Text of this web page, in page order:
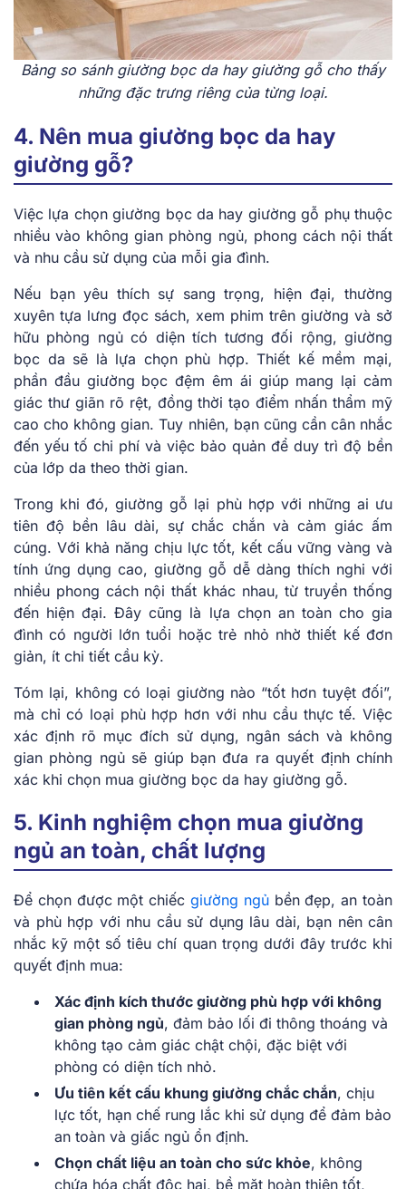
Bảng so sánh giường bọc da hay giường gỗ cho thấy
những đặc trưng riêng của từng loại.
4. Nên mua giường bọc da hay
giường gỗ?
Việc lựa chọn giường bọc da hay giường gỗ phụ thuộc
nhiều vào không gian phòng ngủ, phong cách nội thất
và nhu cầu sử dụng của mỗi gia đình.
Nếu bạn yêu thích sự sang trọng, hiện đại, thường
xuyên tựa lưng đọc sách, xem phim trên giường và sở
hữu phòng ngủ có diện tích tương đối rộng, giường
bọc da sẽ là lựa chọn phù hợp. Thiết kế mềm mại,
phần đầu giường bọc đệm êm ái giúp mang lại cảm
giác thư giãn rõ rệt, đồng thời tạo điểm nhấn thẩm mỹ
cao cho không gian. Tuy nhiên, bạn cũng cần cân nhắc
đến yếu tố chi phí và việc bảo quản để duy trì độ bền
của lớp da theo thời gian.
Trong khi đó, giường gỗ lại phù hợp với những ai ưu
tiên độ bền lâu dài, sự chắc chắn và cảm giác ấm
cúng. Với khả năng chịu lực tốt, kết cấu vững vàng và
tính ứng dụng cao, giường gỗ dễ dàng thích nghi với
nhiều phong cách nội thất khác nhau, từ truyền thống
đến hiện đại. Đây cũng là lựa chọn an toàn cho gia
đình có người lớn tuổi hoặc trẻ nhỏ nhờ thiết kế đơn
giản, ít chi tiết cầu kỳ.
Tóm lại, không có loại giường nào “tốt hơn tuyệt đối”,
mà chỉ có loại phù hợp hơn với nhu cầu thực tế. Việc
xác định rõ mục đích sử dụng, ngân sách và không
gian phòng ngủ sẽ giúp bạn đưa ra quyết định chính
xác khi chọn mua giường bọc da hay giường gỗ.
5. Kinh nghiệm chọn mua giường
ngủ an toàn, chất lượng
Để chọn được một chiếc giường ngủbền đẹp, an toàn
và phù hợp với nhu cầu sử dụng lâu dài, bạn nên cân
nhắc kỹ một số tiêu chí quan trọng dưới đây trước khi
quyết định mua:
Xác định kích thước giường phù hợp với không
gian phòng ngủ, đảm bảo lối đi thông thoáng và
không tạo cảm giác chật chội, đặc biệt với
phòng có diện tích nhỏ.
Ưu tiên kết cấu khung giường chắc chắn, chịu
lực tốt, hạn chế rung lắc khi sử dụng để đảm bảo
an toàn và giấc ngủ ổn định.
Chọn chất liệu an toàn cho sức khỏe, không
chứa hóa chất độc hại, bề mặt hoàn thiện tốt,